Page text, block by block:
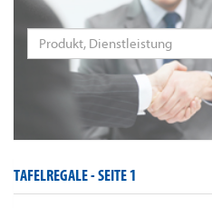
TAFELREGALE -SEITE 1